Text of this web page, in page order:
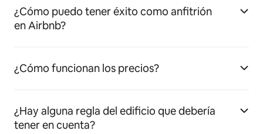
¿Cómo puedo tener éxito como anfitrión
en Airbnb?
¿Cómo funcionan los precios?
¿Hay alguna regla del edificio que debería
tener en cuenta?